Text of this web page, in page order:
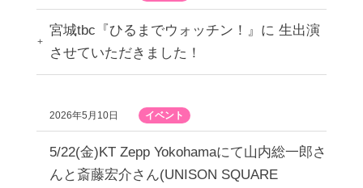
宮城tbc『ひるまでウォッチン！』に 生出演
させていただきました！
2026年5月10日 イベント
5/22(金)KT Zepp Yokohamaにて山内総一郎さ
んと斎藤宏介さん(UNISON SQUARE